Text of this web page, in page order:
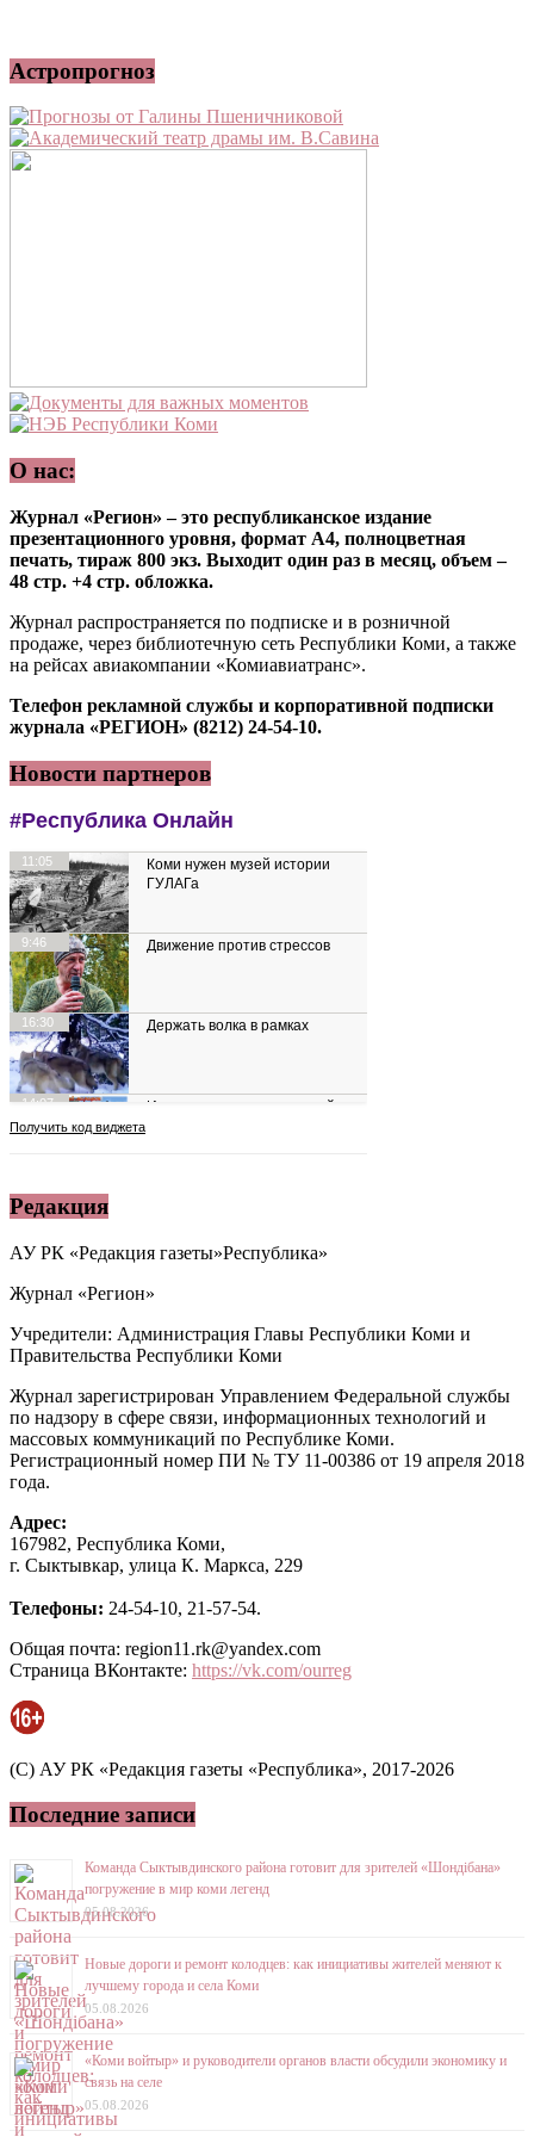
Астропрогноз
О нас:
Журнал «Регион» – это республиканское издание
презентационного уровня, формат А4, полноцветная
печать, тираж 800 экз. Выходит один раз в месяц, объем –
48 стр. +4 стр. обложка.
Журнал распространяется по подписке и в розничной
продаже, через библиотечную сеть Республики Коми, а также
на рейсах авиакомпании «Комиавиатранс».
Телефон рекламной службы и корпоративной подписки
журнала «РЕГИОН» (8212) 24-54-10.
Новости партнеров
Редакция
АУ РК «Редакция газеты»Республика»
Журнал «Регион»
Учредители: Администрация Главы Республики Коми и
Правительства Республики Коми
Журнал зарегистрирован Управлением Федеральной службы
по надзору в сфере связи, информационных технологий и
массовых коммуникаций по Республике Коми.
Регистрационный номер ПИ № ТУ 11-00386 от 19 апреля 2018
года.
Адрес:
167982, Республика Коми,
г. Сыктывкар, улица К. Маркса, 229
Телефоны: 24-54-10, 21-57-54.
Общая почта: region11.rk@yandex.com
Страница ВКонтакте: https://vk.com/ourreg
(C) АУ РК «Редакция газеты «Республика», 2017-2026
Последние записи
Команда Сыктывдинского района готовит для зрителей «Шондібана»
погружение в мир коми легенд
05.08.2026
Новые дороги и ремонт колодцев: как инициативы жителей меняют к
лучшему города и села Коми
05.08.2026
«Коми войтыр» и руководители органов власти обсудили экономику и
связь на селе
05.08.2026